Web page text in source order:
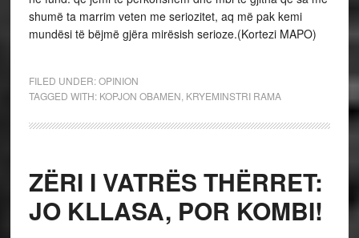
shumë ta marrim veten me seriozitet, aq më pak kemi
mundësi të bëjmë gjëra mirësish serioze.(Kortezi MAPO)
FILED UNDER:OPINION
TAGGED WITH: KOPJON OBAMEN KRYEMINSTRI RAMA
ZËRI I VATRËS THËRRET:
JO KLLASA, POR KOMBI!